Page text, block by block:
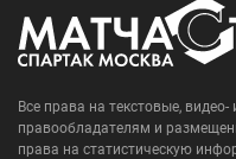
Все права на текстовые,
правообладателям и
права на статистическую